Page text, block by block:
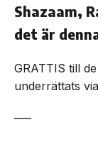
Shazaam,
det är
GRATTIS till
underrättats
—–